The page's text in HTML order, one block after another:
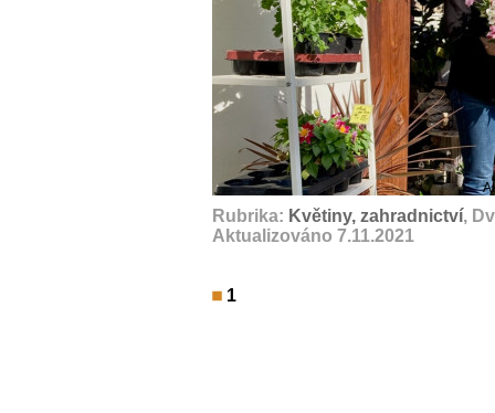
Rubrika: Květiny, zahradnictví,
Aktualizováno 7.11.2021
1